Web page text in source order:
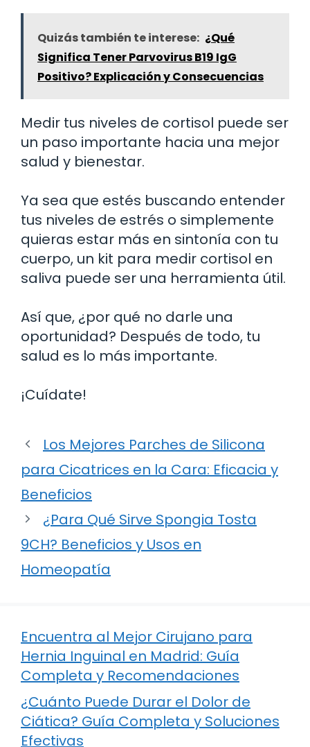
Quizás también te interese: ¿Qué
Significa Tener Parvovirus B19 IgG
Positivo? Explicación y Consecuencias
Medir tus niveles de cortisol puede ser
un paso importante hacia una mejor
salud y bienestar.
Ya sea que estés buscando entender
tus niveles de estrés o simplemente
quieras estar más en sintonía con tu
cuerpo, un kit para medir cortisol en
saliva puede ser una herramienta útil.
Así que, ¿por qué no darle una
oportunidad? Después de todo, tu
salud es lo más importante.
¡Cuídate!
Los Mejores Parches de Silicona
para Cicatrices en la Cara: Eficacia y
Beneficios
¿Para Qué Sirve Spongia Tosta
9CH? Beneficios y Usos en
Homeopatía
Encuentra al Mejor Cirujano para
Hernia Inguinal en Madrid: Guía
Completa y Recomendaciones
¿Cuánto Puede Durar el Dolor de
Ciática? Guía Completa y Soluciones
Efectivas